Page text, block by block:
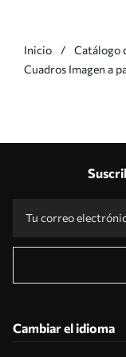
Inicio Catálogo
Cuadros Imagen a
Cambiar el idioma